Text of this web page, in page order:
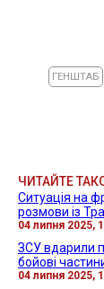
ГЕНШТАБ
ЧИТАЙТЕ
Ситуація на
розмови із
04 липня 2025,
ЗСУ вдарили
бойові
04 липня 2025,